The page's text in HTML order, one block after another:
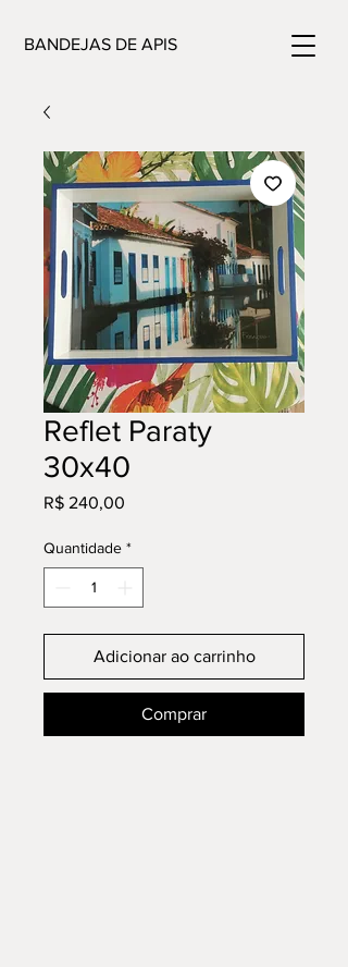
BANDEJAS DE APIS
Reflet Paraty
30x40
R$ 240,00
Quantidade *
Adicionar ao carrinho
Comprar